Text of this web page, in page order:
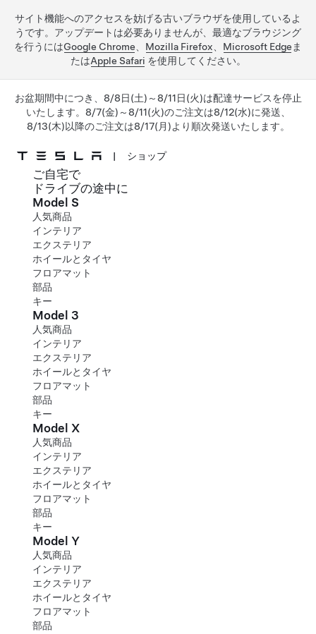
サイト機能へのアクセスを妨げる古いブラウザを使用しているよ
うです。アップデートは必要ありませんが、最適なブラウジング
を行うにはGoogle Chrome Mozilla Firefox Microsoft Edge ま
たはApple Safari を使用してください。
お盆期間中につき、8/8日(土)～8/11日(火)は配達サービスを停止
いたします。8/7(金)～8/11(火)のご注文は8/12(水)に発送、
8/13(木)以降のご注文は8/17(月)より順次発送いたします。
メインコンテンツへスキップ
| ショップ
ご自宅で
ドライブの途中に
Model S
人気商品
インテリア
エクステリア
ホイールとタイヤ
フロアマット
部品
キー
Model 3
人気商品
インテリア
エクステリア
ホイールとタイヤ
フロアマット
部品
キー
Model X
人気商品
インテリア
エクステリア
ホイールとタイヤ
フロアマット
部品
キー
Model Y
人気商品
インテリア
エクステリア
ホイールとタイヤ
フロアマット
部品